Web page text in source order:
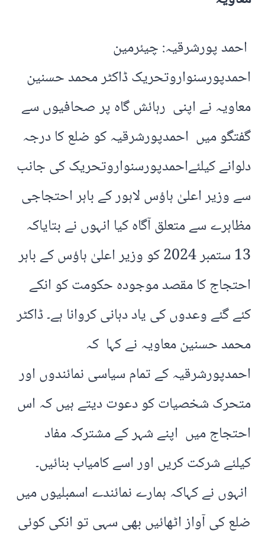
احمد پورشرقیہ: چیئرمین
احمدپورسنواروتحریک ڈاکٹر محمد حسنین
معاویہ نے اپنی رہائش گاہ پر صحافیوں سے
گفتگو میں احمدپورشرقیہ کو ضلع کا درجہ
دلوانے کیلئےاحمدپورسنواروتحریک کی جانب
سے وزیر اعلیٰ ہاؤس لاہور کے باہر احتجاجی
مظاہرے سے متعلق آگاہ کیا انہوں نے بتایاکہ
13 ستمبر 2024 کو وزیر اعلیٰ ہاؤس کے باہر
احتجاج کا مقصد موجودہ حکومت کو انکے
کئے گئے وعدوں کی یاد دہانی کروانا ہے۔ ڈاکٹر
محمد حسنین معاویہ نے کہا کہ
احمدپورشرقیہ کے تمام سیاسی نمائندوں اور
متحرک شخصیات کو دعوت دیتے ہیں کہ اس
احتجاج میں اپنے شہر کے مشترکہ مفاد
کیلئے شرکت کریں اور اسے کامیاب بنائیں۔
انہوں نے کہاکہ ہمارے نمائندے اسمبلیوں میں
ضلع کی آواز اٹھائیں بھی سہی تو انکی کوئی